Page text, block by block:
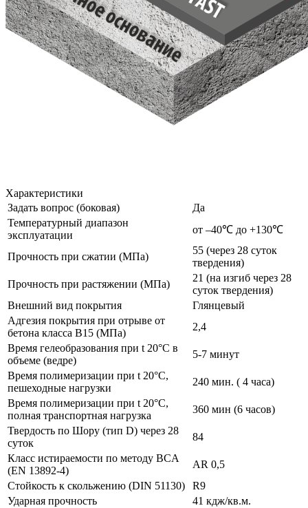
Характеристики
Задать вопрос (боковая)
Да
Температурный диапазон
эксплуатации
от –40℃ до +130℃
Прочность при сжатии (МПа)
55 (через 28 суток
твердения)
Прочность при растяжении (МПа)
21 (на изгиб через 28
суток твердения)
Внешний вид покрытия
Глянцевый
Адгезия покрытия при отрыве от
бетона класса В15 (МПа)
2,4
Время гелеобразования при t 20°C в
объеме (ведре)
5-7 минут
Время полимеризации при t 20°C,
пешеходные нагрузки
240 мин. ( 4 часа)
Время полимеризации при t 20°C,
полная транспортная нагрузка
360 мин (6 часов)
Твердость по Шору (тип D) через 28
суток
84
Класс истираемости по методу BCA
(EN 13892-4)
AR 0,5
Стойкость к скольжению (DIN 51130)
R9
Ударная прочность
41 кдж/кв.м.